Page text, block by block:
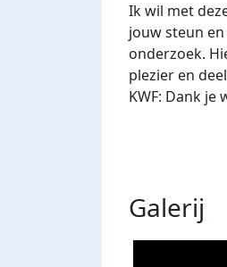
Ik wil met
jouw steun
onderzoek.
plezier en
KWF: Dank je
Galerij